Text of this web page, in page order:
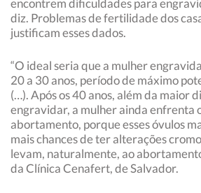
encontrem dificuldades para
diz. Problemas de fertilidade dos
justificam esses dados.
“O ideal seria que a mulher
20 a 30 anos, período de máximo
(…). Após os 40 anos, além da maior
engravidar, a mulher ainda enfrenta
abortamento, porque esses óvulos
mais chances de ter alterações
levam, naturalmente, ao
da Clínica Cenafert, de Salvador.